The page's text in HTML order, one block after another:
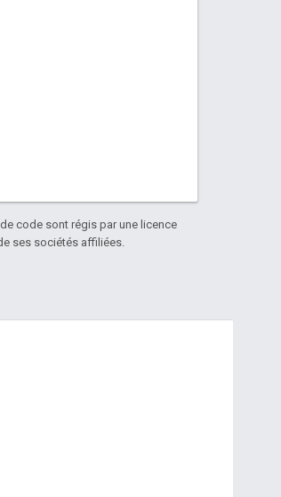
de code sont régis par une licence
ses sociétés affiliées.